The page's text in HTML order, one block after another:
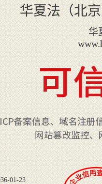
华夏法（北
华
01-23